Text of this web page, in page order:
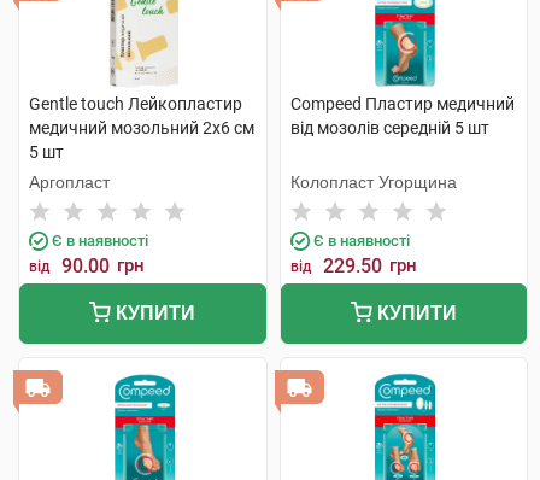
Gentle touch Лейкопластир
медичний мозольний 2х6 см
5 шт
Аргопласт
Є в наявності
від 90.00 грн
КУПИТИ
Compeed Пластир медичний
від мозолів середній 5 шт
Колопласт Угорщина
Є в наявності
від 229.50 грн
КУПИТИ